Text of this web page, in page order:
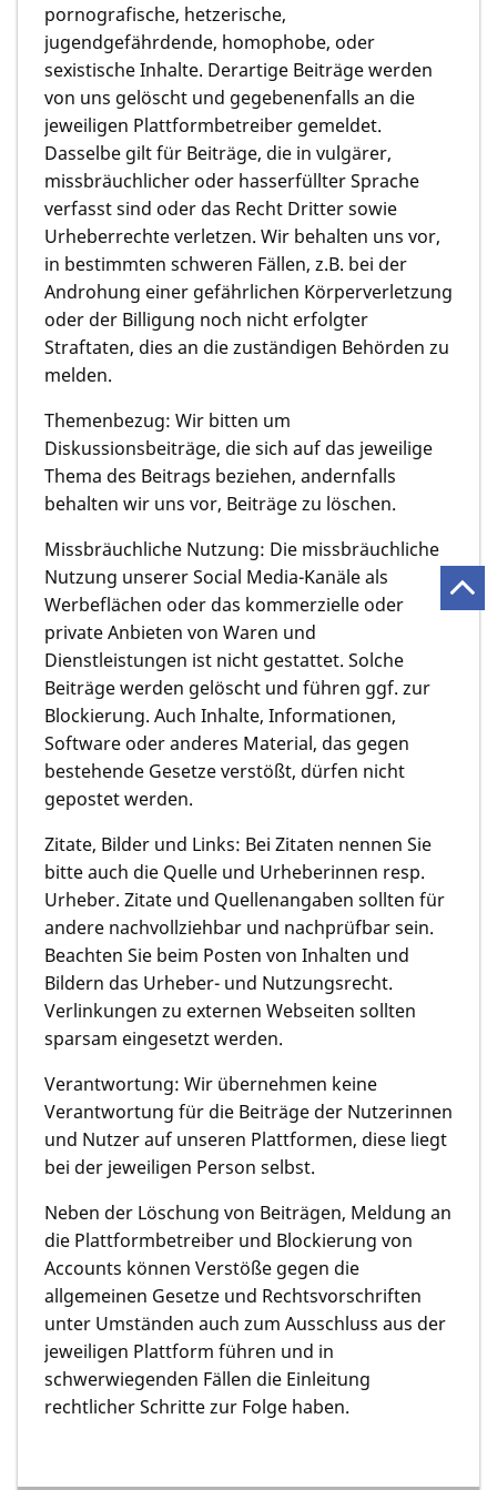
pornografische, hetzerische,
jugendgefährdende, homophobe, oder
sexistische Inhalte. Derartige Beiträge werden
von uns gelöscht und gegebenenfalls an die
jeweiligen Plattformbetreiber gemeldet.
Dasselbe gilt für Beiträge, die in vulgärer,
missbräuchlicher oder hasserfüllter Sprache
verfasst sind oder das Recht Dritter sowie
Urheberrechte verletzen. Wir behalten uns vor,
in bestimmten schweren Fällen, z.B. bei der
Androhung einer gefährlichen Körperverletzung
oder der Billigung noch nicht erfolgter
Straftaten, dies an die zuständigen Behörden zu
melden.
Themenbezug: Wir bitten um
Diskussionsbeiträge, die sich auf das jeweilige
Thema des Beitrags beziehen, andernfalls
behalten wir uns vor, Beiträge zu löschen.
Missbräuchliche Nutzung: Die missbräuchliche
Nutzung unserer Social Media-Kanäle als
Werbeflächen oder das kommerzielle oder
private Anbieten von Waren und
Dienstleistungen ist nicht gestattet. Solche
Beiträge werden gelöscht und führen ggf. zur
Blockierung. Auch Inhalte, Informationen,
Software oder anderes Material, das gegen
bestehende Gesetze verstößt, dürfen nicht
gepostet werden.
Zitate, Bilder und Links: Bei Zitaten nennen Sie
bitte auch die Quelle und Urheberinnen resp.
Urheber. Zitate und Quellenangaben sollten für
andere nachvollziehbar und nachprüfbar sein.
Beachten Sie beim Posten von Inhalten und
Bildern das Urheber- und Nutzungsrecht.
Verlinkungen zu externen Webseiten sollten
sparsam eingesetzt werden.
Verantwortung: Wir übernehmen keine
Verantwortung für die Beiträge der Nutzerinnen
und Nutzer auf unseren Plattformen, diese liegt
bei der jeweiligen Person selbst.
Neben der Löschung von Beiträgen, Meldung an
die Plattformbetreiber und Blockierung von
Accounts können Verstöße gegen die
allgemeinen Gesetze und Rechtsvorschriften
unter Umständen auch zum Ausschluss aus der
jeweiligen Plattform führen und in
schwerwiegenden Fällen die Einleitung
rechtlicher Schritte zur Folge haben.